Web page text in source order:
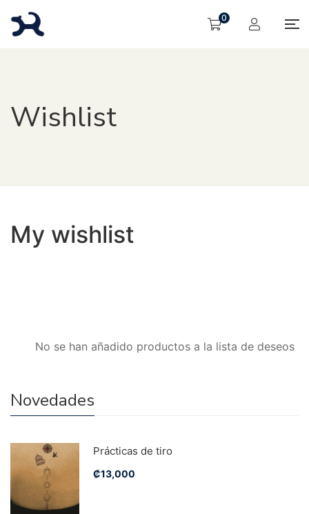
0
Wishlist
My wishlist
No se han añadido productos a la lista de deseos
Novedades
Prácticas de tiro
₡13,000